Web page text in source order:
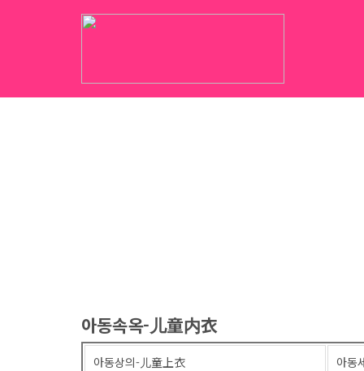
아동속옥-儿童内衣
아동상의-儿童上衣 아동